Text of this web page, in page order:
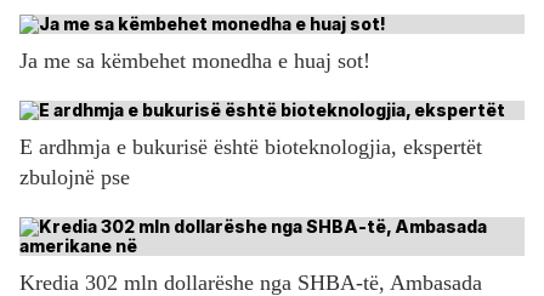
Ja me sa këmbehet monedha e huaj sot!
E ardhmja e bukurisë është bioteknologjia, ekspertët
zbulojnë pse
Kredia 302 mln dollarëshe nga SHBA-të, Ambasada